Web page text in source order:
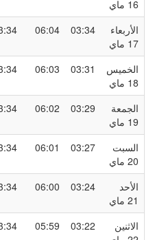
03:34
06:04
13:34
03:31
06:03
13:34
03:29
06:02
13:34
03:27
06:01
13:34
03:24
06:00
13:34
03:22
05:59
13:34